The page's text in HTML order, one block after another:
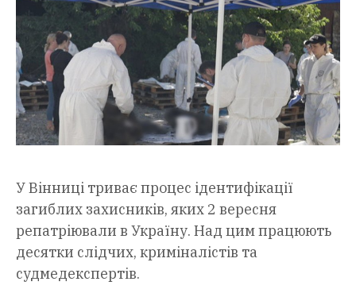
У Вінниці триває процес ідентифікації
загиблих захисників, яких 2 вересня
репатріювали в Україну. Над цим працюють
десятки слідчих, криміналістів та
судмедекспертів.